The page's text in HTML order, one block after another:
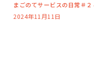
まごのてサービスの日常＃２
2024年11月11日